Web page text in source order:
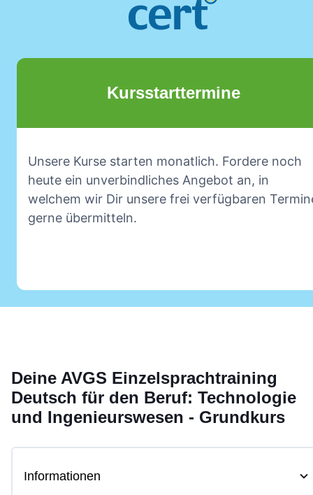
Kursstarttermine
Unsere Kurse starten monatlich. Fordere noch
heute ein unverbindliches Angebot an, in
welchem wir Dir unsere frei verfügbaren
gerne übermitteln.
Deine AVGS Einzelsprachtraining
Deutsch für den Beruf: Technologie
und Ingenieurswesen - Grundkurs
Informationen